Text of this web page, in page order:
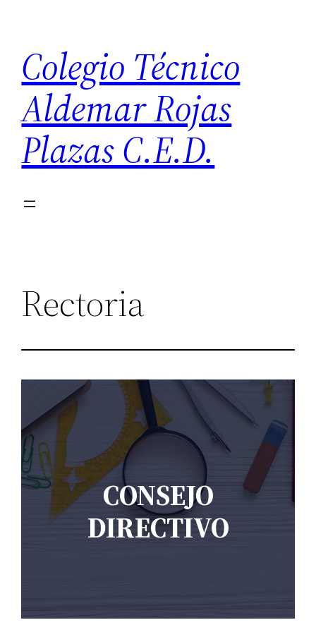
contenido
Colegio Técnico
Aldemar Rojas
Plazas C.E.D.
Rectoria
CONSEJO
DIRECTIVO